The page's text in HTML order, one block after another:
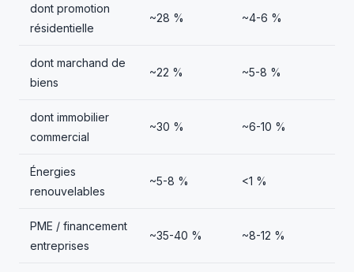
dont promotion
résidentielle
~28 % ~4-6 %
dont marchand de
biens
~22 % ~5-8 %
dont immobilier
commercial
~30 % ~6-10 %
Énergies
renouvelables
~5-8 % <1 %
PME / financement
entreprises
~35-40 % ~8-12 %